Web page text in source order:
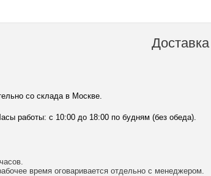
со склада в Москве.
работы: с 10:00 до 18:00 по будням (без обеда).
время оговаривается отдельно с менеджером.